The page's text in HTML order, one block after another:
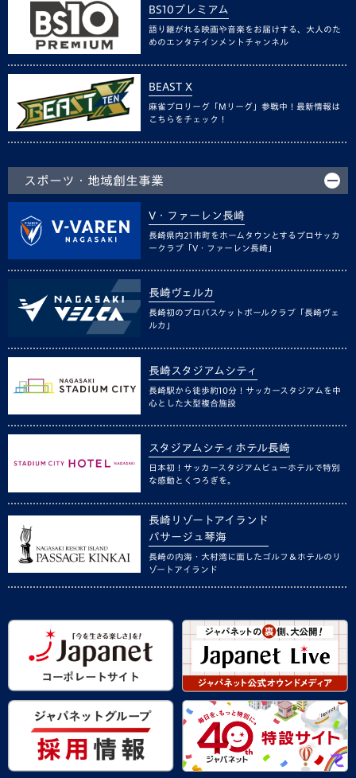
BS10プレミアム
語り継がれる映画や音楽をお届けする、大人のた
めのエンタテインメントチャンネル
BEAST X
麻雀プロリーグ「Mリーグ」参戦中！最新情報は
こちらをチェック！
スポーツ・地域創生事業
V・ファーレン長崎
長崎県内21市町をホームタウンとするプロサッカ
ークラブ「V・ファーレン長崎」
長崎ヴェルカ
長崎初のプロバスケットボールクラブ「長崎ヴェ
ルカ」
長崎スタジアムシティ
長崎駅から徒歩約10分！サッカースタジアムを中
心とした大型複合施設
スタジアムシティホテル長崎
日本初！サッカースタジアムビューホテルで特別
な感動とくつろぎを。
長崎リゾートアイランド
パサージュ琴海
長崎の内海・大村湾に面したゴルフ＆ホテルのリ
ゾートアイランド